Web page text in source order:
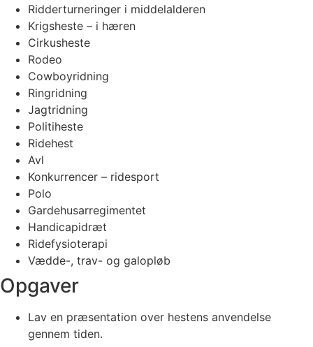
Ridderturneringer i middelalderen
Krigsheste – i hæren
Cirkusheste
Rodeo
Cowboyridning
Ringridning
Jagtridning
Politiheste
Ridehest
Avl
Konkurrencer – ridesport
Polo
Gardehusarregimentet
Handicapidræt
Ridefysioterapi
Vædde-, trav- og galopløb
Opgaver
Lav en præsentation over hestens anvendelse
gennem tiden.